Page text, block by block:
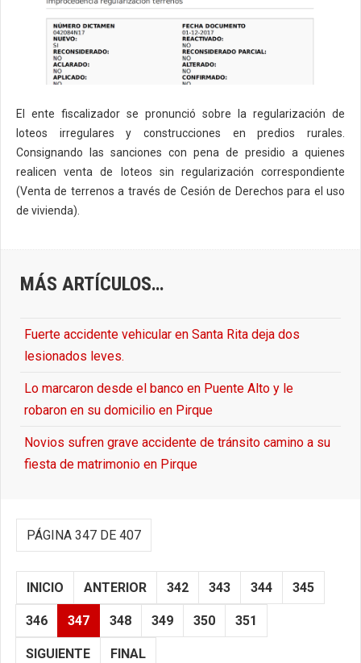
El ente fiscalizador se pronunció sobre la regularización de
loteos irregulares y construcciones en predios rurales.
Consignando las sanciones con pena de presidio a quienes
realicen venta de loteos sin regularización correspondiente
(Venta de terrenos a través de Cesión de Derechos para el uso
de vivienda).
MÁS ARTÍCULOS…
Fuerte accidente vehicular en Santa Rita deja dos
lesionados leves.
Lo marcaron desde el banco en Puente Alto y le
robaron en su domicilio en Pirque
Novios sufren grave accidente de tránsito camino a su
fiesta de matrimonio en Pirque
PÁGINA 347 DE 407
INICIO ANTERIOR 342 343 344 345
346 347 348 349 350 351
SIGUIENTE FINAL